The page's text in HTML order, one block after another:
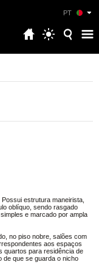
PT
estrutura maneirista,
oblíquo, sendo rasgado
e marcado por ampla
no piso nobre, salões com
aos espaços
quartos para residência de
de que se guarda o nicho